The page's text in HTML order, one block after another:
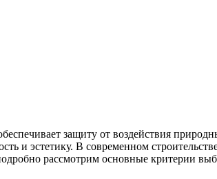
защиту от воздействия
и эстетику. В современном
рассмотрим основные критерии